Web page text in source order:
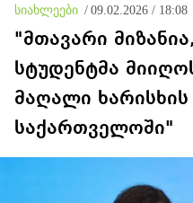
სიახლეები / 09.02.2026 / 18:08
"მთავარი
სტუდენტმა
მაღალი
საქართველოში"